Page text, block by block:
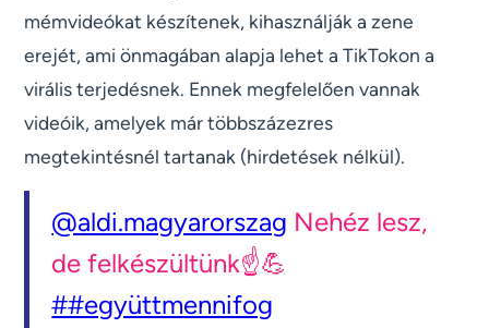
mémvideókat készítenek, kihasználják a zene
erejét, ami önmagában alapja lehet a TikTokon a
virális terjedésnek. Ennek megfelelően vannak
videóik, amelyek már többszázezres
megtekintésnél tartanak (hirdetések nélkül).
@aldi.magyarorszag Nehéz lesz,
de felkészültünk☝️💪
##együttmennifog